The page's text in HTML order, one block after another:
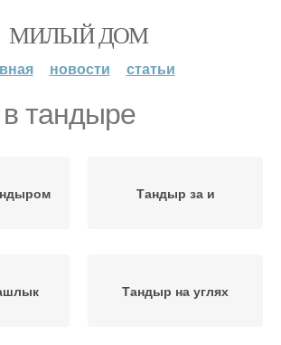
МИЛЫЙ ДОМ
новости статьи
тандыре
Тандыр за и
Тандыр на углях